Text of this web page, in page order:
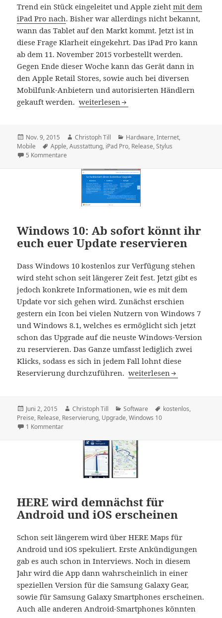
Trend ein Stück eingeleitet und Apple ziehtmit dem
iPad Pro nach. Bisher war allerdings nicht bekannt,
wann das Tablet auf den Markt kommt. Jetzt ist in
diese Frage Klarheit eingekehrt. Das iPad Pro kann
ab dem 11. November 2015 vorbestellt werden.
Gegen Ende dieser Woche kann das Gerät dann in
den Apple Retail Stores, sowie auch bei diversen
Mobilfunk-Anbietern und autorisierten Händlern
gekauft werden.iPad Pro: Ab 11. November verfügbar
weiterlesen
Veröffentlicht
am
Nov. 9, 2015 Autor
Christoph Till Kategorien
Hardware,Internet,
Mobile
Schlagwörter
Apple,Ausstattung, iPad Pro, Release,Stylus
5 Kommentare
Windows 10: Ab sofort könnt ihr
euch euer Update reservieren
Dass Windows 10 kostenlos zur Verfügung stehen
wird steht schon seit längerer Zeit fest. Jetzt gibt es
jedoch konkrete Informationen, wie es mit dem
Update vor sich gehen wird. Zunächst erschien
gestern ein Icon bei vielen Nutzern von Windows 7
und Windows 8.1, welches es ermöglicht sich jetzt
schon das Upgrade auf die neuste Windows-Version
zu reservieren. Das Ganze umfasst lediglich zwei
Klicks, sodass es sich in jedem Fall lohnt diese
Reservierung durchzuführen.Windows 10: Ab sofort
weiterlesen
Veröffentlicht
am
Juni 2, 2015 Autor
Christoph Till Kategorien
Software Schlagwörter
kostenlos,
Preise, Release, Reservierung, Upgrade,Windows 10
1 Kommentarzu Windows 10: Ab sofort könnt ihr euch euer Update
HERE wird demnächst für
Android und iOS erscheinen
Schon seit längerem wird über HERE Maps für
Android und iOS spekuliert. Erste Ankündigungen
gab es auch schon in Interviews. Noch in diesem
Jahr wird die App dann wahrscheinlich in einer
speziellen Version für die Samsung Galaxy Gear,
sowie für Samsung Galaxy Smartphones erscheinen.
Auch alle anderen Android-Smartphones könnten